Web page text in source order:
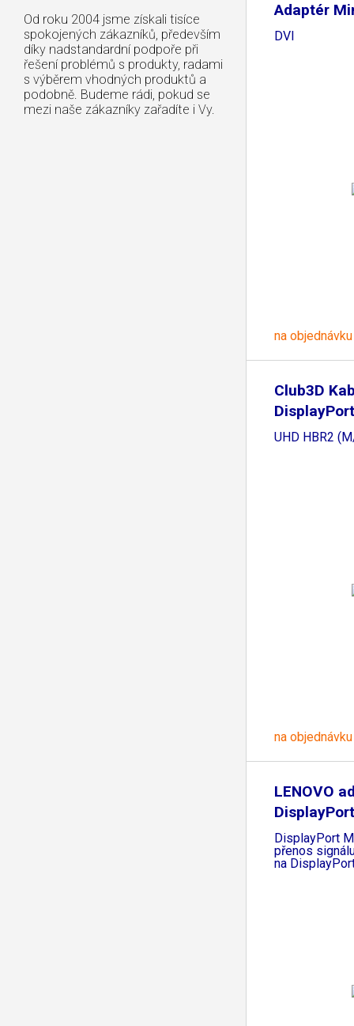
Od roku 2004 jsme získali tisíce
spokojených zákazníků, především
díky nadstandardní podpoře při
řešení problémů s produkty, radami
s výběrem vhodných produktů a
podobně. Budeme rádi, pokud se
mezi naše zákazníky zařadíte i Vy.
Adaptér
DVI
na objednávku
Club3D
UHD HBR2
na objednávku
LENOVO
DisplayPort
přenos
na